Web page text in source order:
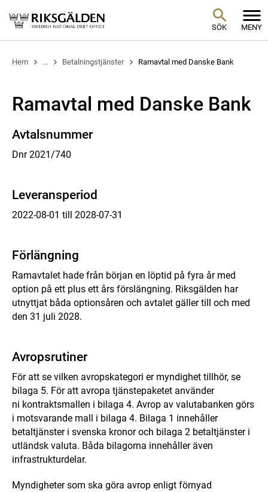
SÖK MENY
Hem ... Betalningstjänster Ramavtal med Danske Bank
Ramavtal med Danske Bank
Avtalsnummer
Dnr 2021/740
Leveransperiod
2022-08-01 till 2028-07-31
Förlängning
Ramavtalet hade från början en löptid på fyra år med
option på ett plus ett års förslängning. Riksgälden har
utnyttjat båda optionsåren och avtalet gäller till och med
den 31 juli 2028.
Avropsrutiner
För att se vilken avropskategori er myndighet tillhör, se
bilaga 5. För att avropa tjänstepaketet använder
ni kontraktsmallen i bilaga 4. Avrop av valutabanken görs
i motsvarande mall i bilaga 4. Bilaga 1 innehåller
betaltjänster i svenska kronor och bilaga 2 betaltjänster i
utländsk valuta. Båda bilagorna innehåller även
infrastrukturdelar.
Myndigheter som ska göra avrop enligt förnyad